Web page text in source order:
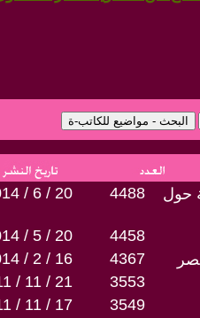
/ 6 / 20 4488
حول
/ 5 / 20 4458
/ 2 / 16 4367
/ 11 / 21 3553
/ 11 / 17 3549